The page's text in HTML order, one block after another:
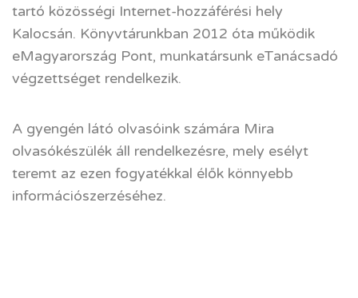
tartó közösségi Internet-hozzáférési hely
Kalocsán. Könyvtárunkban 2012 óta működik
eMagyarország Pont, munkatársunk eTanácsadó
végzettséget rendelkezik.
A gyengén látó olvasóink számára Mira
olvasókészülék áll rendelkezésre, mely esélyt
teremt az ezen fogyatékkal élők könnyebb
információszerzéséhez.